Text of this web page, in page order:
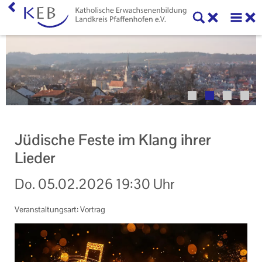
Jüdische Feste im Klang ihrer
Lieder
Do. 05.02.2026 19:30 Uhr
Veranstaltungsart: Vortrag
Veranstaltungen
KEB Pfaffenhofen
50 Jahre KEB im Landkreis Pfaffenhofen
Mitglieder und Kooperationspartner der KEB
Pfaffenhofen